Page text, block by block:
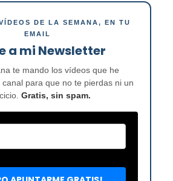
DE LA SEMANA, EN TU
EMAIL
a mi Newsletter
te mando los vídeos que he
canal para que no te pierdas ni un
Gratis, sin spam.